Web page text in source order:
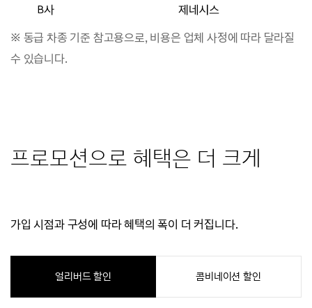
※ 동급 차종 기준 참고용으로, 비용은 업체 사정에 따라 달라질
수 있습니다.
프로모션으로 혜택은 더 크게
가입 시점과 구성에 따라 혜택의 폭이 더 커집니다.
얼리버드 할인 콤비네이션 할인